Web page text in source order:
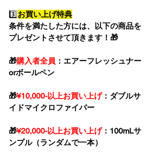
3️⃣お買い上げ特典
条件を満たした方には、以下の商品を
プレゼントさせて頂きます！🎁
🎁購入者全員 ：エアーフレッシュナー
orボールペン
🎁¥10,000-以上お買い上げ：ダブルサ
イドマイクロファイバー
🎁¥20,000-以上お買い上げ：100mLサ
ンプル（ランダムで一本）